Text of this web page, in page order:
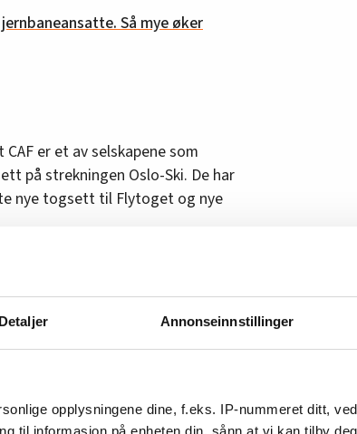
Detaljer Annonseinnstillinger
opplysningene dine, f.eks. IP-nummeret ditt,
til informasjon på enheten din, sånn at vi kan tilby
Så mye øker
er et av selskapene som
på strekningen Oslo-Ski. De har
nye togsett til Flytoget og nye
på okkupert område før
fortsetter, sier